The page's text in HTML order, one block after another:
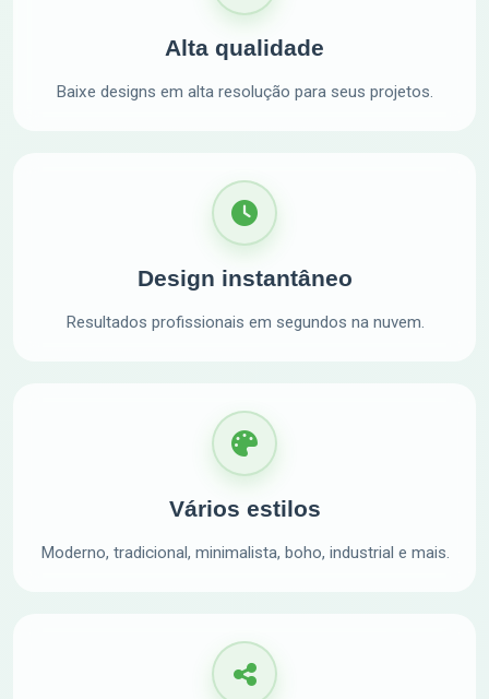
Alta qualidade
Baixe designs em alta resolução para seus projetos.
Design instantâneo
Resultados profissionais em segundos na nuvem.
Vários estilos
Moderno, tradicional, minimalista, boho, industrial e mais.